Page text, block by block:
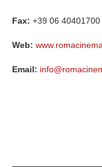
Fax: +39 06 40401700
Web:
Email: